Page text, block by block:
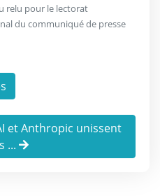
relu pour le lectorat
du communiqué de presse
et Anthropic unissent
...